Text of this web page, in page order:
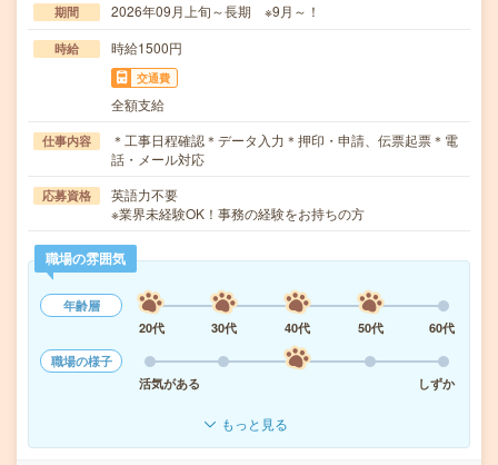
期間 2026年09月上旬～長期 ※9月～！
時給 時給1500円
交通費
全額支給
仕事内容
＊工事日程確認＊データ入力＊押印・申請、伝票起票＊電
話・メール対応
応募資格
英語力不要
※業界未経験OK！事務の経験をお持ちの方
職場の雰囲気
年齢層
20代
30代 40代 50代
60代
職場の様子
活気がある
しずか
もっと見る